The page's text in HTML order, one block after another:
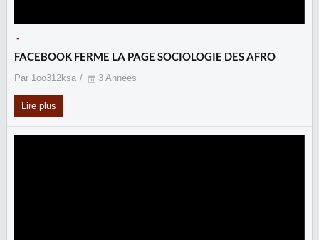
-
FACEBOOK FERME LA PAGE SOCIOLOGIE DES AFRO
Par 1oo312ksa 3 Années
Lire plus